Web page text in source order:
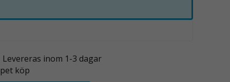
inom 1-3 dagar
köp